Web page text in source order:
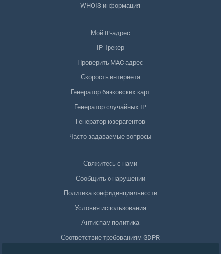
WHOIS информация
Мой IP-адрес
IP Трекер
Проверить MAC адрес
Скорость интернета
Генератор банковских карт
Генератор случайных IP
Генератор юзерагентов
Часто задаваемые вопросы
Свяжитесь с нами
Сообщить о нарушении
Политика конфиденциальности
Условия использования
Антиспам политика
Соответствие требованиям GDPR
Удалить мои данные